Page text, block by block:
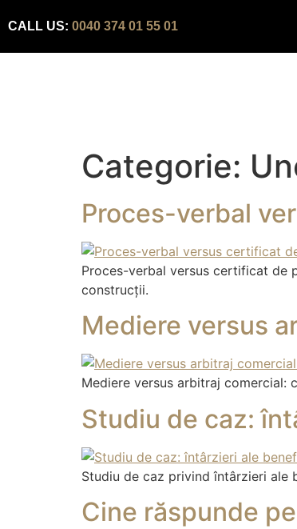
CALL US: 0040 374 01 55 01
Categorie:
Proces-verbal
Proces-verbal versus certificat de
construcții.
Mediere versus
Mediere versus arbitraj comercial:
Studiu de caz:
Studiu de caz privind întârzieri
Cine răspunde